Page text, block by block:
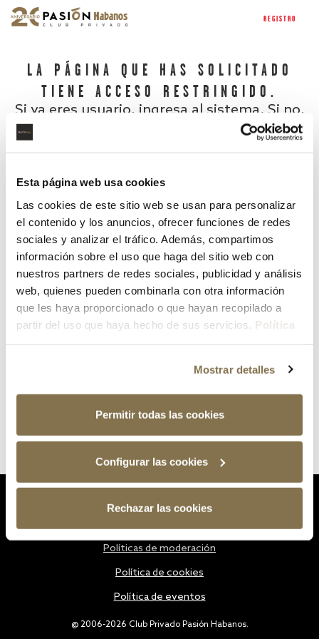
Esta página web usa cookies
Las cookies de este sitio web se usan para personalizar
el contenido y los anuncios, ofrecer funciones de redes
sociales y analizar el tráfico. Además, compartimos
información sobre el uso que haga del sitio web con
nuestros partners de redes sociales, publicidad y análisis
web, quienes pueden combinarla con otra información
que les haya proporcionado o que hayan recopilado a
partir del uso que haya hecho de sus servicios. Política
Mostrar detalles
Permitir todas las cookies
Configurar las cookies
Rechazar las cookies
REGISTRO
LA PÁGINA QUE HAS SOLICITADO
TIENE ACCESO RESTRINGIDO.
Si ya eres usuario, ingresa al sistema. Si no,
¿Has olvidado tu contraseña?
@ 2006-2026 Club Privado Pasión Habanos.
Políticas de moderación
Política de cookies
Política de eventos